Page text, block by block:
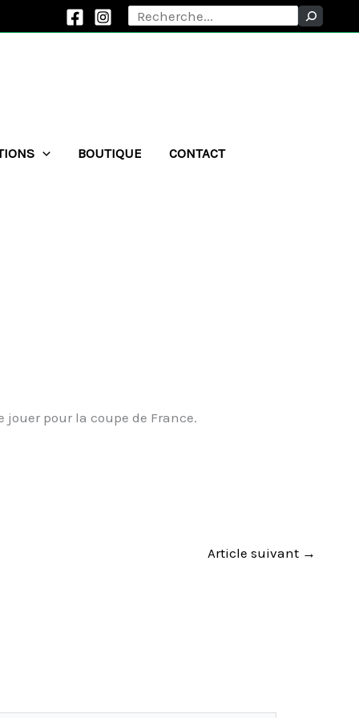
Rechercher
BOUTIQUE CONTACT
pour la coupe de France.
Article suivant →